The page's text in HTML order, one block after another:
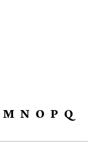
M N O P Q